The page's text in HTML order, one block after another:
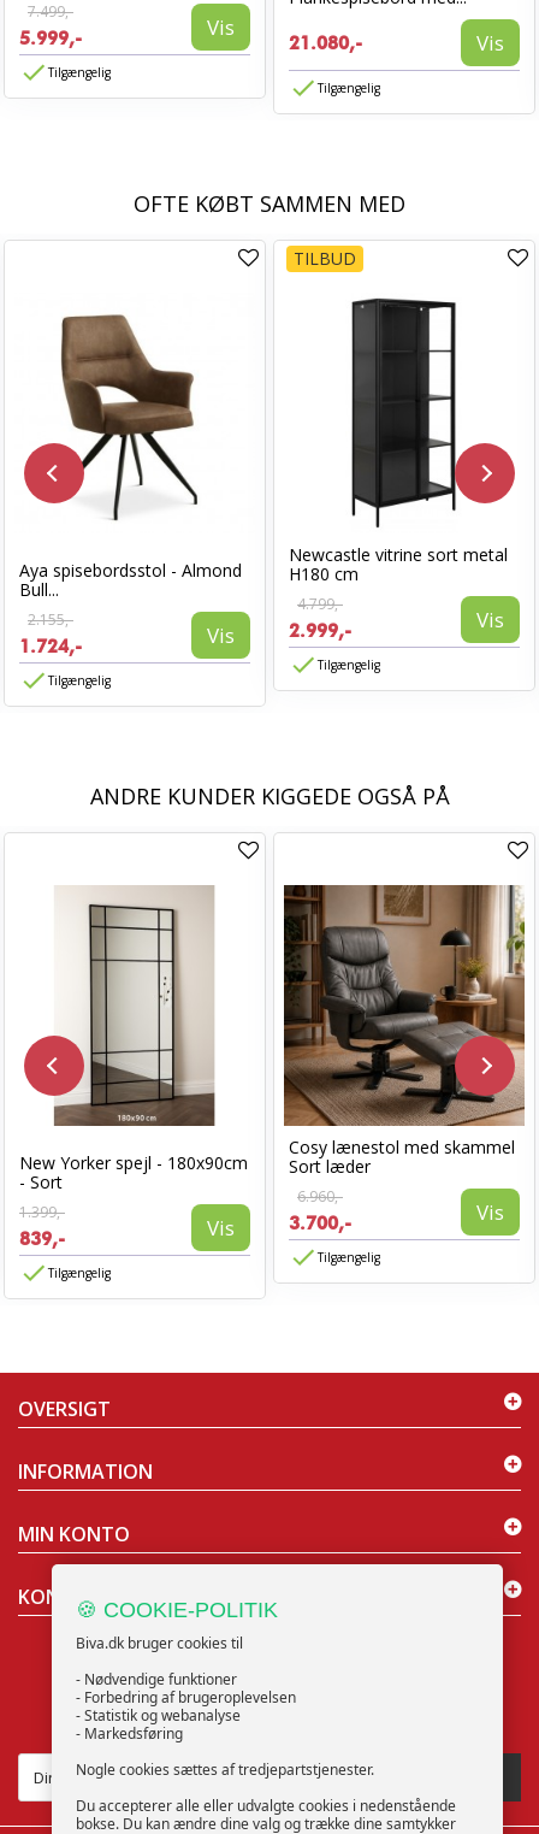
7.499,-
5.999,- Vis
Tilgængelig
21.080,- Vis
Tilgængelig
OFTE KØBT SAMMEN MED
Aya spisebordsstol - Almond
Bull...
2.155,-
1.724,- Vis
Tilgængelig
TILBUD
Newcastle vitrine sort metal
H180 cm
4.799,-
2.999,- Vis
Tilgængelig
ANDRE KUNDER KIGGEDE OGSÅ PÅ
New Yorker spejl - 180x90cm
- Sort
1.399,-
839,- Vis
Tilgængelig
Cosy lænestol med skammel
Sort læder
6.960,-
3.700,- Vis
Tilgængelig
OVERSIGT
INFORMATION
MIN KONTO
KONTAKT OS
NYHEDSBREV
🍪 COOKIE-POLITIK
Biva.dk bruger cookies til
- Nødvendige funktioner
- Forbedring af brugeroplevelsen
- Statistik og webanalyse
- Markedsføring
Nogle cookies sættes af tredjepartstjenester.
Du accepterer alle eller udvalgte cookies i nedenstående
bokse. Du kan ændre dine valg og trække dine samtykker